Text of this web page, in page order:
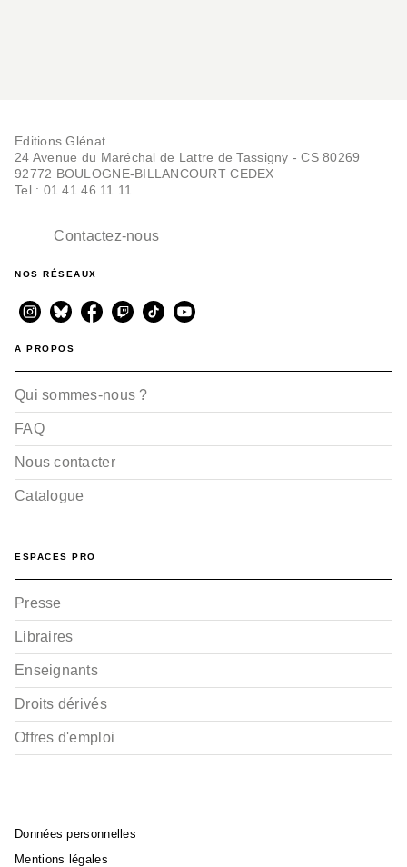
Editions Glénat
24 Avenue du Maréchal de Lattre de Tassigny - CS 80269
92772 BOULOGNE-BILLANCOURT CEDEX
Tel : 01.41.46.11.11
Contactez-nous
NOS RÉSEAUX
A PROPOS
Qui sommes-nous ?
FAQ
Nous contacter
Catalogue
ESPACES PRO
Presse
Libraires
Enseignants
Droits dérivés
Offres d'emploi
Données personnelles
Mentions légales